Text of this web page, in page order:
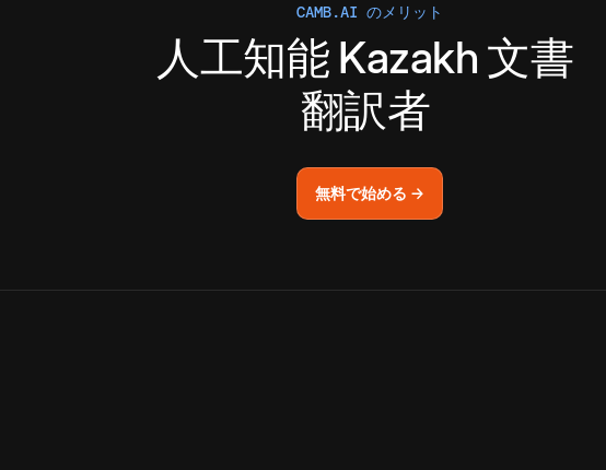
CAMB.AI のメリット
人工知能 Kazakh 文書
翻訳者
無料で始める →